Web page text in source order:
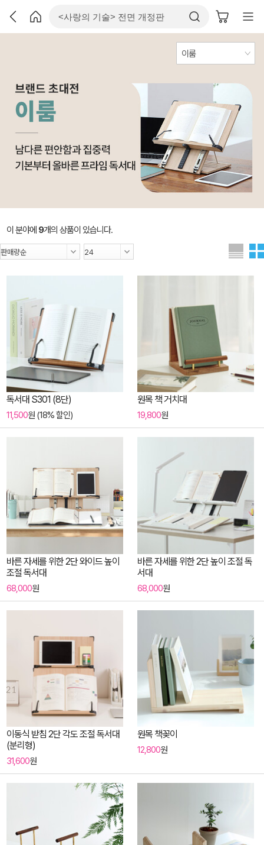
이 분야에 9개의 상품이 있습니다.
독서대 S301 (8단)
11,500원 (18% 할인)
원목 책 거치대
19,800원
바른 자세를 위한 2단 와이드 높이
조절 독서대
68,000원
바른 자세를 위한 2단 높이 조절 독
서대
68,000원
이동식 받침 2단 각도 조절 독서대
(분리형)
31,600원
원목 책꽂이
12,800원